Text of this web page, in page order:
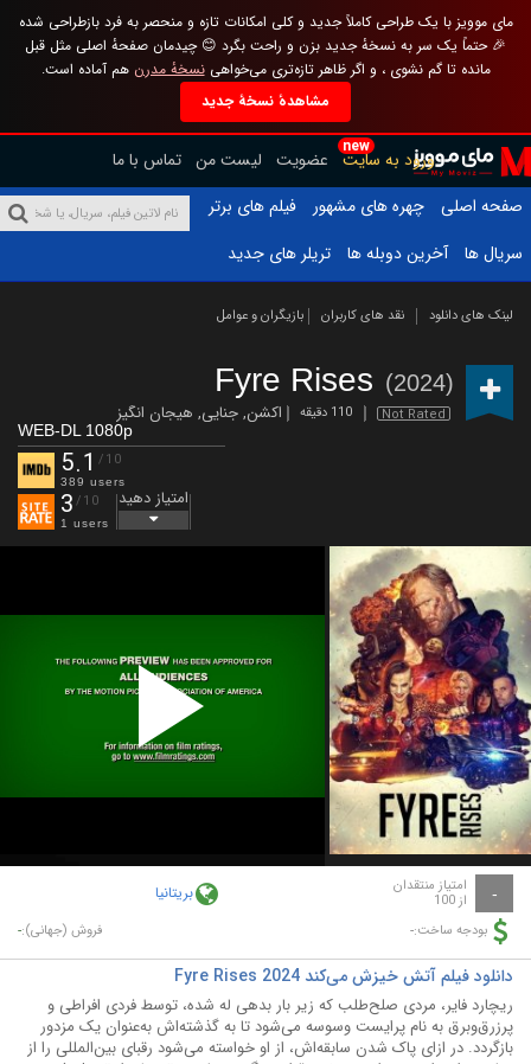
مای موویز با یک طراحی کاملاً جدید و کلی امکانات تازه و منحصر به فرد بازطراحی شده
🎉 حتماً یک سر به نسخهٔ جدید بزن و راحت بگرد 😊 چیدمان صفحهٔ اصلی مثل قبل
مانده تا گم نشوی ، و اگر ظاهر تازه‌تری می‌خواهینسخهٔ مدرن هم آماده است.
مشاهدهٔ نسخهٔ جدید
new
ورود به سایت عضویت لیست من تماس با ما
صفحه اصلی
چهره های مشهور
فیلم های برتر
سریال ها
آخرین دوبله ها تریلر های جدید
لینک های دانلود نقد های کاربران بازیگران و عوامل
Fyre Rises (2024)
Not Rated 110 دقیقه اکشن,جنایی, هیجان انگیز
WEB-DL 1080p
5.1 /10
389 users
3 /10
1 users
امتیاز دهید
Play
Video
- امتیاز منتقدان
از 100 بریتانیا
بودجه ساخت:- فروش (جهانی):-
دانلود فیلم آتش خیزش می‌کند Fyre Rises 2024
ریچارد فایر، مردی صلح‌طلب که زیر بار بدهی له شده، توسط فردی افراطی و
پرزرق‌وبرق به نام پرایست وسوسه می‌شود تا به گذشته‌اش به‌عنوان یک مزدور
بازگردد. در ازای پاک شدن سابقه‌اش، از او خواسته می‌شود رقبای بین‌المللی را از